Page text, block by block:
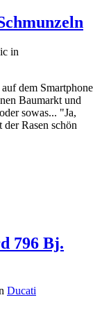
in
dem Smartphone
Baumarkt und
sowas... "Ja,
Rasen schön
796 Bj.
Ducati